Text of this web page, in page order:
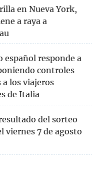
en Nueva York,
a raya a
español responde a
controles
los viajeros
de Italia
del sorteo
viernes 7 de agosto